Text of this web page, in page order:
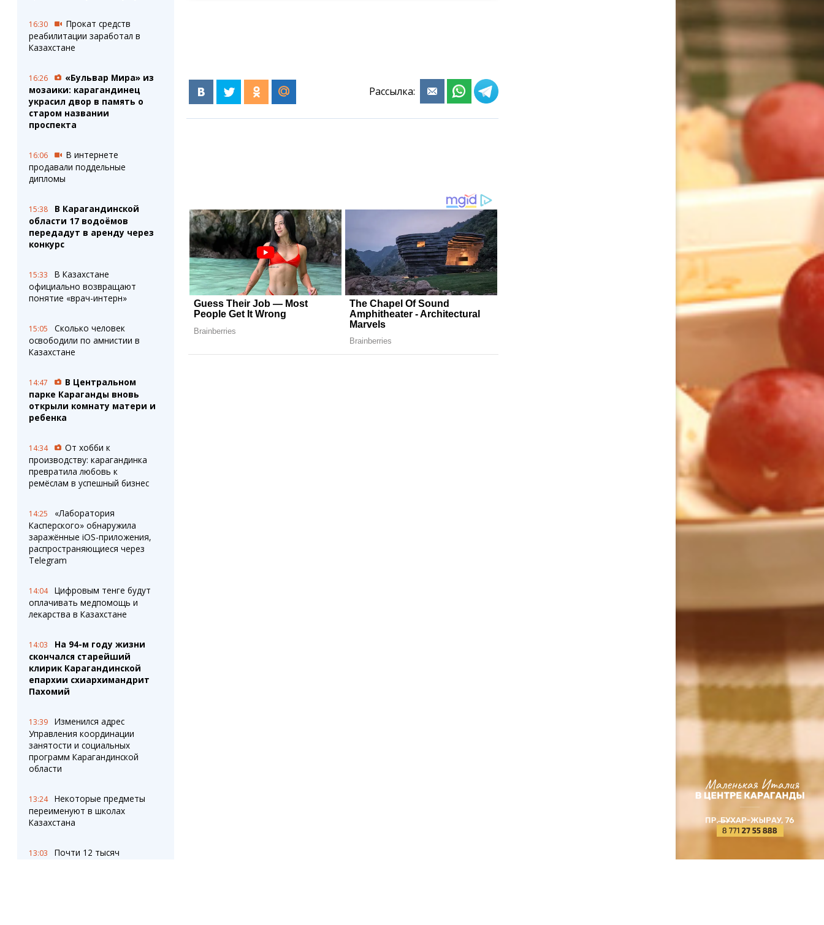
16:30
Прокат средств
реабилитации заработал в
Казахстане
16:26
«Бульвар Мира» из
мозаики: карагандинец
украсил двор в память о
старом названии
проспекта
16:06
В интернете
продавали поддельные
дипломы
15:38
В Карагандинской
области 17 водоёмов
передадут в аренду через
конкурс
15:33
В Казахстане
официально возвращают
понятие «врач-интерн»
15:05
Сколько человек
освободили по амнистии в
Казахстане
14:47
В Центральном
парке Караганды вновь
открыли комнату матери и
ребенка
14:34
От хобби к
производству: карагандинка
превратила любовь к
ремёслам в успешный бизнес
14:25
«Лаборатория
Касперского» обнаружила
заражённые iOS-приложения,
распространяющиеся через
Telegram
14:04
Цифровым тенге будут
оплачивать медпомощь и
лекарства в Казахстане
14:03
На 94-м году жизни
скончался старейший
клирик Карагандинской
епархии схиархимандрит
Пахомий
13:39
Изменился адрес
Управления координации
занятости и социальных
программ Карагандинской
области
13:24
Некоторые предметы
переименуют в школах
Казахстана
13:03
Почти 12 тысяч
Рассылка: